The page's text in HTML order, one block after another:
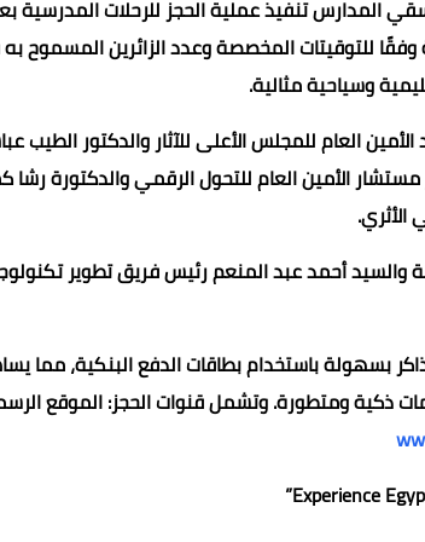
المدارس تنفيذ عملية الحجز للرحلات المدرسية
متاحًا على المنصة وفقًا للتوقيتات المخصصة وعدد الزائرين
وسياحية مثالية.
العام للمجلس الأعلى للآثار والدكتور الطيب
الأمين العام للتحول الرقمي والدكتورة رشا
الأثري.
أحمد عبد المنعم رئيس فريق تطوير
بسهولة باستخدام بطاقات الدفع البنكية، مما
ذكية ومتطورة. وتشمل قنوات الحجز: الموقع